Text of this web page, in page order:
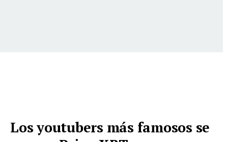
Los youtubers más famosos se